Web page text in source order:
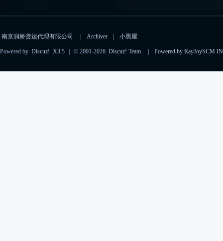
电子邮箱 importcs@rayjoyscm.com（进口）、exportcs@rayjoyscm.com（出口）
南京润桥货运代理有限公司 Archiver 小黑屋
Powered by Discuz! X3.5 © 2001-2026 Discuz! Team . Powered by RayJoySCM